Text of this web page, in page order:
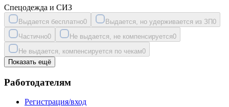
Спецодежда и СИЗ
Выдается бесплатно0 Выдается, но удерживается из ЗП0
Частично0 Не выдается, не компенсируется0
Не выдается, компенсируется по чекам0
Показать ещё
Работодателям
Регистрация/вход